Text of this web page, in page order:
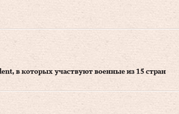
в которых участвуют военные из 15 стран